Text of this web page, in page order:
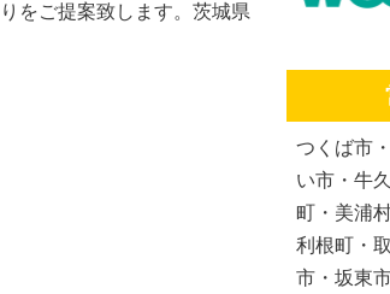
をご提案致します。 茨城県
つくば市
い市・牛
町・美浦
利根町・
市・坂東